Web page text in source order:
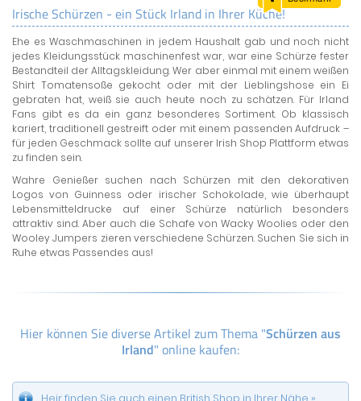
LAND & LEUTE
LERNCENTER
ENGLISCH
ENGLAND ZUHAUSE
BRITISH SHOP
Irische Schürzen - ein Stück Irland in Ihrer Küche!
Ehe es Waschmaschinen in jedem Haushalt gab und noch nicht
jedes Kleidungsstück maschinenfest war, war eine Schürze fester
Bestandteil der Alltagskleidung. Wer aber einmal mit einem weißen
Shirt Tomatensoße gekocht oder mit der Lieblingshose ein Ei
gebraten hat, weiß sie auch heute noch zu schätzen. Für Irland
Fans gibt es da ein ganz besonderes Sortiment. Ob klassisch
kariert, traditionell gestreift oder mit einem passenden Aufdruck –
für jeden Geschmack sollte auf unserer Irish Shop Plattform etwas
zu finden sein.
Wahre Genießer suchen nach Schürzen mit den dekorativen
Logos von Guinness oder irischer Schokolade, wie überhaupt
Lebensmitteldrucke auf einer Schürze natürlich besonders
attraktiv sind. Aber auch die Schafe von Wacky Woolies oder den
Wooley Jumpers zieren verschiedene Schürzen. Suchen Sie sich in
Ruhe etwas Passendes aus!
Hier können Sie diverse Artikel zum Thema "Schürzen aus
Irland" online kaufen: